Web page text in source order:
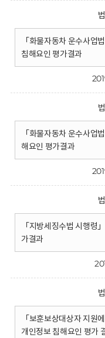
「화물자동차 운수사업
침해요인 평가결과
「화물자동차 운수사업
해요인 평가결과
「지방세징수법 시행령
가결과
「보훈보상대상자 지원
개인정보 침해요인 평가